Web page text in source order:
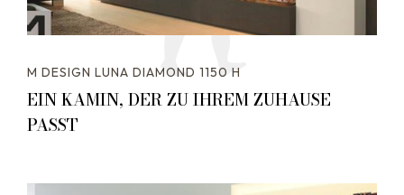
M DESIGN LUNA DIAMOND 1150 H
EIN KAMIN, DER ZU IHREM ZUHAUSE
PASST